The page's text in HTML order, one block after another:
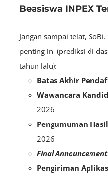
Beasiswa INPEX
Jangan sampai telat,
penting ini (prediksi di
tahun lalu):
Batas Akhir
Wawancara
2026
Pengumuman
2026
Final Announcement
Pengiriman